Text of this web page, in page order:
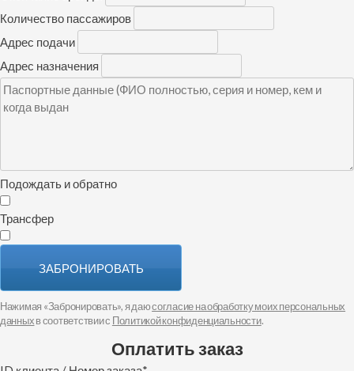
Количество пассажиров
Адрес подачи
Адрес назначения
Подождать и обратно
Трансфер
ЗАБРОНИРОВАТЬ
Нажимая «Забронировать», я даюсогласие на обработку моих персональных
данныхв соответствии с Политикой конфиденциальности.
Оплатить заказ